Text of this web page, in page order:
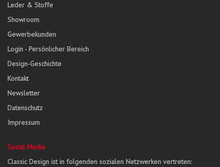
Leder & Stoffe
Showroom
Gewerbekunden
Login - Persönlicher Bereich
Design-Geschichte
Kontakt
Newsletter
Datenschutz
Impressum
Social Media
Classic Design ist in folgenden sozialen Netzwerken vertreten: